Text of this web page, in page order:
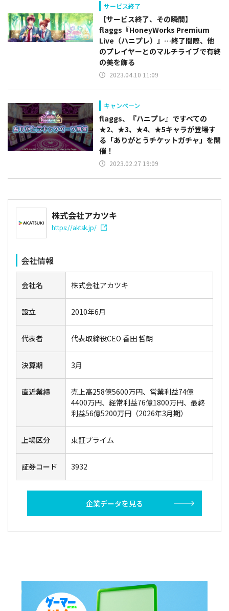
サービス終了
【サービス終了、その瞬間】
flaggs『HoneyWorks Premium
Live（ハニプレ）』…終了間際、他
のプレイヤーとのマルチライブで有終
の美を飾る
2023.04.10 11:09
キャンペーン
flaggs、『ハニプレ』ですべての
★2、★3、★4、★5キャラが登場す
る「ありがとうチケットガチャ」を開
催！
2023.02.27 19:09
株式会社アカツキ
https://aktsk.jp/
会社情報
会社名 株式会社アカツキ
設立 2010年6月
代表者 代表取締役CEO 香田 哲朗
決算期 3月
直近業績
売上高258億5600万円、営業利益74億
4400万円、経常利益76億1800万円、最終
利益56億5200万円（2026年3月期）
上場区分 東証プライム
証券コード 3932
企業データを見る